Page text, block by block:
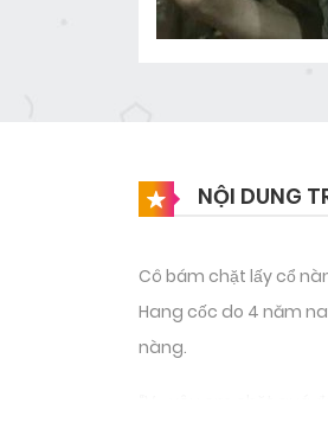
NỘI DUNG
Cô bám chặt lấy cổ
Hang cốc do 4 năm
nàng.